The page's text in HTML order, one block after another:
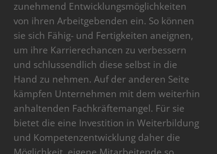
zunehmend Entwicklungsmöglichkeiten
von ihren Arbeitgebenden ein. So können
sie sich Fähig- und Fertigkeiten aneignen,
um ihre Karrierechancen zu verbessern
und schlussendlich diese selbst in die
Hand zu nehmen. Auf der anderen Seite
kämpfen Unternehmen mit dem weiterhin
anhaltenden Fachkräftemangel. Für sie
bietet die eine Investition in Weiterbildung
und Kompetenzentwicklung daher die